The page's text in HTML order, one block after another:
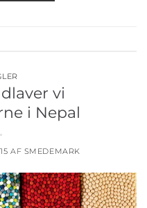
vi
i Nepal
AF SMEDEMARK